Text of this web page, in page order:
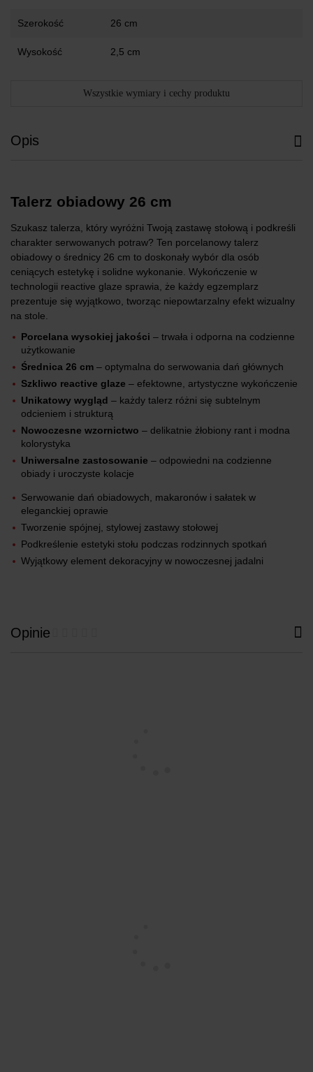
Szerokość 26 cm
Wysokość 2,5 cm
Wszystkie wymiary i cechy produktu
Opis
Talerz obiadowy 26 cm
Szukasz talerza, który wyróżni Twoją zastawę stołową i podkreśli
charakter serwowanych potraw? Ten porcelanowy talerz
obiadowy o średnicy 26 cm to doskonały wybór dla osób
ceniących estetykę i solidne wykonanie. Wykończenie w
technologii reactive glaze sprawia, że każdy egzemplarz
prezentuje się wyjątkowo, tworząc niepowtarzalny efekt wizualny
na stole.
Porcelana wysokiej jakości – trwała i odporna na codzienne
użytkowanie
Średnica 26 cm – optymalna do serwowania dań głównych
Szkliwo reactive glaze – efektowne, artystyczne wykończenie
Unikatowy wygląd – każdy talerz różni się subtelnym
odcieniem i strukturą
Nowoczesne wzornictwo – delikatnie żłobiony rant i modna
kolorystyka
Uniwersalne zastosowanie – odpowiedni na codzienne
obiady i uroczyste kolacje
Serwowanie dań obiadowych, makaronów i sałatek w
eleganckiej oprawie
Tworzenie spójnej, stylowej zastawy stołowej
Podkreślenie estetyki stołu podczas rodzinnych spotkań
Wyjątkowy element dekoracyjny w nowoczesnej jadalni
Opinie